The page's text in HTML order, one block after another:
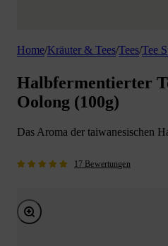
Home/Kräuter & Tees/Tees/Tee
Halbfermentierter
Oolong (100g)
Das Aroma der taiwanesischen
17 Bewertungen
Bild vergrößern